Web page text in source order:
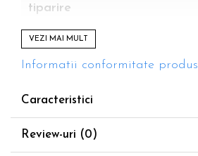
tiparire
Culori
VEZI MAI MULT
Informatii conformitate produs
Caracteristici
Review-uri (0)